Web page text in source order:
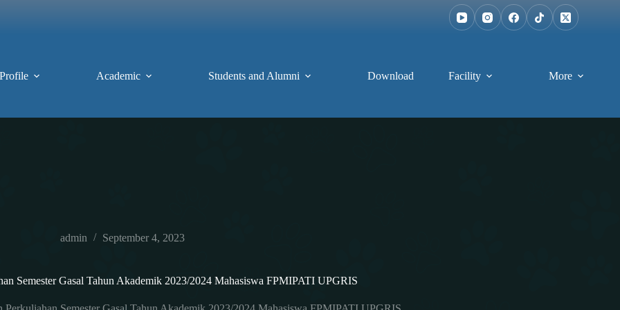
Profile Academic Students and Alumni Download Facility More
admin September 4, 2023
Semester Gasal Tahun Akademik 2023/2024 Mahasiswa FPMIPATI UPGRIS